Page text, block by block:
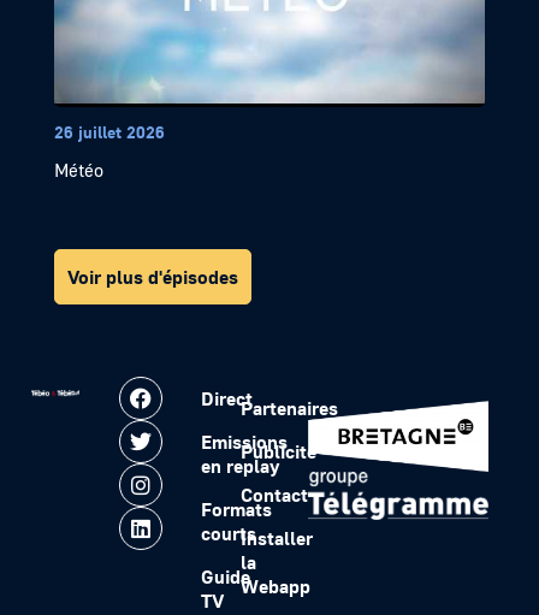
26 juillet 2026
Météo
Voir plus d'épisodes
Direct
Emissions
en replay
Formats
courts
Guide
TV
Partenaires
Publicité
Contact
Installer
la
Webapp